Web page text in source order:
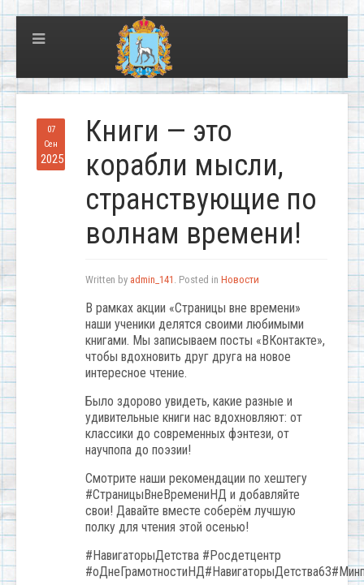
07
Сен
2025
Книги — это
корабли мысли,
странствующие по
волнам времени!
Written by admin_141 . Posted in Новости
В рамках акции «Страницы вне времени»
наши ученики делятся своими любимыми
книгами. Мы записываем посты «ВКонтакте»,
чтобы вдохновить друг друга на новое
интересное чтение.
Было здорово увидеть, какие разные и
удивительные книги нас вдохновляют: от
классики до современных фэнтези, от
научпопа до поэзии!
Смотрите наши рекомендации по хештегу
#СтраницыВнеВремениНД и добавляйте
свои! Давайте вместе соберём лучшую
полку для чтения этой осенью!
#НавигаторыДетства #Росдетцентр